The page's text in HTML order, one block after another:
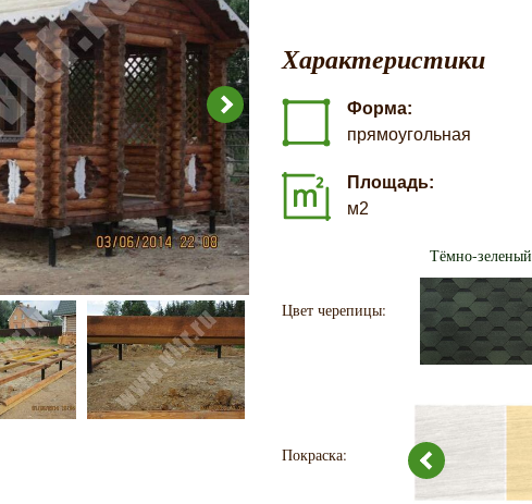
Характеристики
Форма:
прямоугольная
Площадь:
м2
Цвет черепицы:
Тёмно-зеленый
Покраска: